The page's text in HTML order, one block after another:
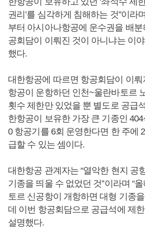
권리’를 심각하게 침해하는 것”이라
부터 아시아나항공에 운수권을 배분
공회담이 이뤄진 것이 아니냐는 이
했다.
대한항공에 따르면 항공회담이 이
항공이 운항하던 인천~울란바토르
횟수 제한만 있었을 뿐 별도로 공급
한항공이 보유한 가장 큰 기종인
0 항공기를 6회 운영한다면 한 주에
급할 수 있는 셈이다.
대한항공 관계자는 “열악한 현지 공
기종을 띄울 수 없었던 것”이라며 “
토르 신공항이 개항하면 대형 기종
데 이번 항공회담으로 공급석에 제
설명했다.